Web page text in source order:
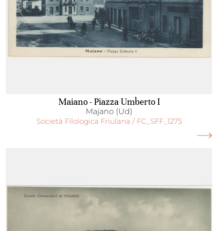
Maiano - Piazza Umberto I
Majano (Ud)
Società Filologica Friulana / FC_SFF_1275